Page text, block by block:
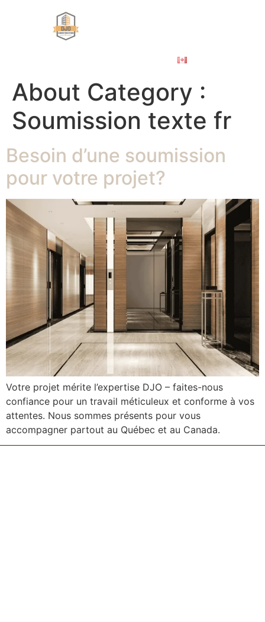
About Category :
Soumission texte fr
Besoin d’une soumission
pour votre projet?
Votre projet mérite l’expertise DJO – faites-nous
confiance pour un travail méticuleux et conforme à vos
attentes. Nous sommes présents pour vous
accompagner partout au Québec et au Canada.